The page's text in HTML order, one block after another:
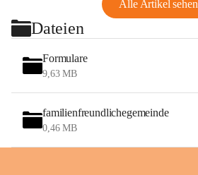
Alle Artikel sehen
Dateien
Formulare
9,63 MB
familienfreundlichegemeinde
0,46 MB